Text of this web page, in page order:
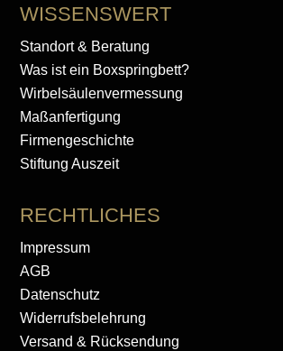
WISSENSWERT
Standort & Beratung
Was ist ein Boxspringbett?
Wirbelsäulenvermessung
Maßanfertigung
Firmengeschichte
Stiftung Auszeit
RECHTLICHES
Impressum
AGB
Datenschutz
Widerrufsbelehrung
Versand & Rücksendung